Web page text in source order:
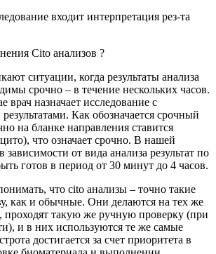
входит интерпретация рез-та
Cito анализов ?
ситуации, когда результаты анализа
срочно – в течение нескольких часов.
врач назначает исследование с
Как обозначается срочный
на бланке направления ставится
что означает срочно. В нашей
зависимости от вида анализа результат по
готов в период от 30 минут до 4 часов.
что cito анализы – точно такие
как и обычные. Они делаются на тех же
проходят такую же ручную проверку (при
и в них используются те же самые
достигается за счет приоритета в